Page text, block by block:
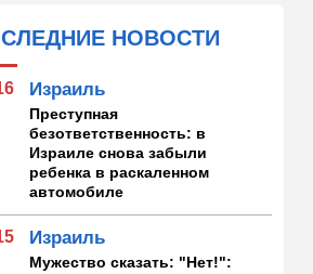
НОВОСТИ
Израиль
Преступная
безответственность: в
Израиле снова забыли
ребенка в раскаленном
автомобиле
Израиль
Мужество сказать: "Нет!":